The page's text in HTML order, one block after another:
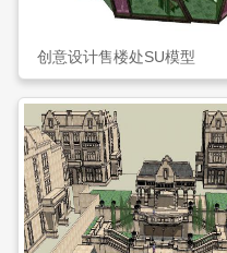
创意设计售楼处SU模型